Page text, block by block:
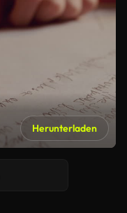
Herunterladen